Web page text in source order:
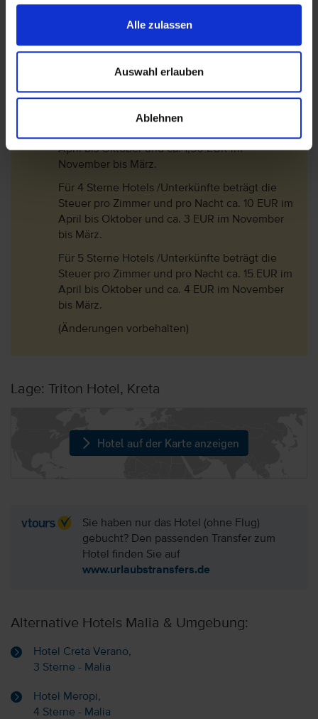
Alle zulassen
Auswahl erlauben
Ablehnen
Klassifizierung (Landeskategorie) des Hotels
und dem Aufenthaltszeitraum:
Für 1 Sterne und 2 Sterne Hotels /Unterkünfte
ca. 2 EUR im Aril bis Oktober und ca. 0,50 EUR
im November bis März.
Für 3 Sterne Hotels /Unterkünfte beträgt die
April bis Oktober und ca. 1,50 EUR im
November bis März.
Für 4 Sterne Hotels /Unterkünfte beträgt die
Steuer pro Zimmer und pro Nacht ca. 10 EUR im
April bis Oktober und ca. 3 EUR im November
bis März.
Für 5 Sterne Hotels /Unterkünfte beträgt die
Steuer pro Zimmer und pro Nacht ca. 15 EUR im
April bis Oktober und ca. 4 EUR im November
bis März.
(Änderungen vorbehalten)
Lage: Triton Hotel, Kreta
Hotel auf der Karte anzeigen
Sie haben nur das Hotel (ohne Flug)
gebucht? Den passenden Transfer zum
Hotel finden Sie auf
www.urlaubstransfers.de
Alternative Hotels Malia & Umgebung:
Hotel Creta Verano,
3 Sterne - Malia
Hotel Meropi,
4 Sterne - Malia